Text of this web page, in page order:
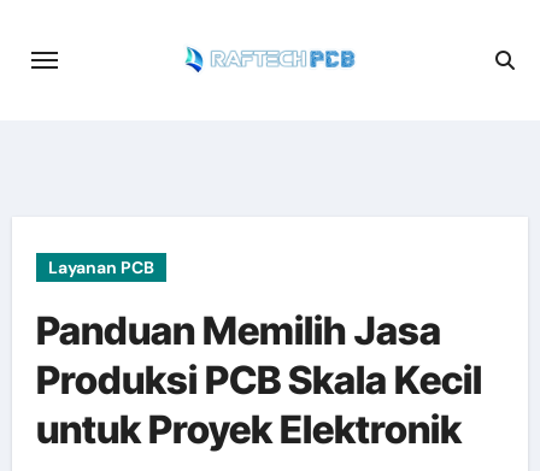
Layanan PCB
Panduan Memilih Jasa
Produksi PCB Skala Kecil
untuk Proyek Elektronik